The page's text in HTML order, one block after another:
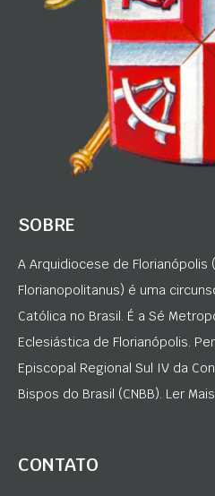
SOBRE
A Arquidiocese de Florianópolis
Florianopolitanus) é uma
Católica no Brasil. É a Sé
Eclesiástica de Florianópolis.
Episcopal Regional Sul IV da
Bispos do Brasil (CNBB). Ler Mais
CONTATO